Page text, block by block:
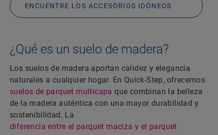
ENCUENTRE LOS ACCESORIOS IDÓNEOS
¿Qué es un suelo de madera?
Los suelos de madera aportan calidez y elegancia
naturales a cualquier hogar. En Quick-Step, ofrecemos
suelos de parquet multicapa que combinan la belleza
de la madera auténtica con una mayor durabilidad y
sostenibilidad. La
diferencia entre el parquet maciza y el parquet